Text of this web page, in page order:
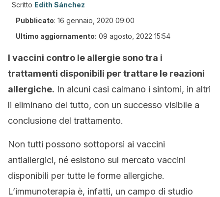
Scritto Edith Sánchez
Pubblicato: 16 gennaio, 2020 09:00
Ultimo aggiornamento: 09 agosto, 2022 15:54
I vaccini contro le allergie sono tra i
trattamenti disponibili per trattare le reazioni
allergiche. In alcuni casi calmano i sintomi, in altri
li eliminano del tutto, con un successo visibile a
conclusione del trattamento.
Non tutti possono sottoporsi ai vaccini
antiallergici, né esistono sul mercato vaccini
disponibili per tutte le forme allergiche.
L’immunoterapia è, infatti, un campo di studio